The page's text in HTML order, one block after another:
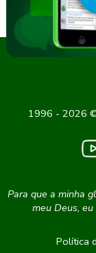
1996 - 2026 ©
Para que a minha
meu Deus,
Política